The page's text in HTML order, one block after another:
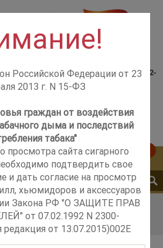
Обратный звонок
самовывоз со склада +7(925)502-
МЕНЮ
Germany
Российской Федерации от 23
2013 г. N 15-ФЗ
граждан от воздействия
дыма и последствий
табака"
просмотра сайта сигарного
подтвердить свое
и дать согласие на просмотр
хьюмидоров и аксессуаров
Закона РФ "О ЗАЩИТЕ ПРАВ
от 07.02.1992 N 2300-
от 13.07.2015)002E